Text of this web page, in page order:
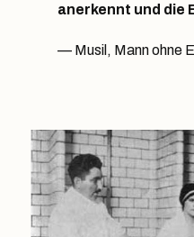
anerkennt und die
Musil, Mann ohne